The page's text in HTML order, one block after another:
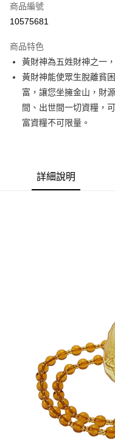
商品編號
10575681
商品特色
黃財神為五姓財神之一
黃財神能使眾生脫離貧
富，讓您坐擁金山，財
間、出世間一切資糧，
富資糧不可限量。
詳細說明